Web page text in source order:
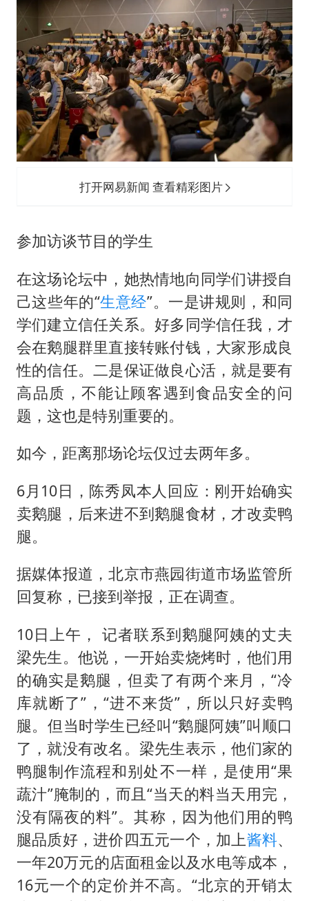
打开网易新闻 查看精彩图片
参加访谈节目的学生
在这场论坛中，她热情地向同学们讲授自
己这些年的“生意经”。一是讲规则，和同
学们建立信任关系。好多同学信任我，才
会在鹅腿群里直接转账付钱，大家形成良
性的信任。二是保证做良心活，就是要有
高品质，不能让顾客遇到食品安全的问
题，这也是特别重要的。
如今，距离那场论坛仅过去两年多。
6月10日，陈秀凤本人回应：刚开始确实
卖鹅腿，后来进不到鹅腿食材，才改卖鸭
腿。
据媒体报道，北京市燕园街道市场监管所
回复称，已接到举报，正在调查。
10日上午， 记者联系到鹅腿阿姨的丈夫
梁先生。他说，一开始卖烧烤时，他们用
的确实是鹅腿，但卖了有两个来月，“冷
库就断了”，“进不来货”，所以只好卖鸭
腿。但当时学生已经叫“鹅腿阿姨”叫顺口
了，就没有改名。梁先生表示，他们家的
鸭腿制作流程和别处不一样，是使用“果
蔬汁”腌制的，而且“当天的料当天用完，
没有隔夜的料”。其称，因为他们用的鸭
腿品质好，进价四五元一个，加上酱料、
一年20万元的店面租金以及水电等成本，
16元一个的定价并不高。“北京的开销太